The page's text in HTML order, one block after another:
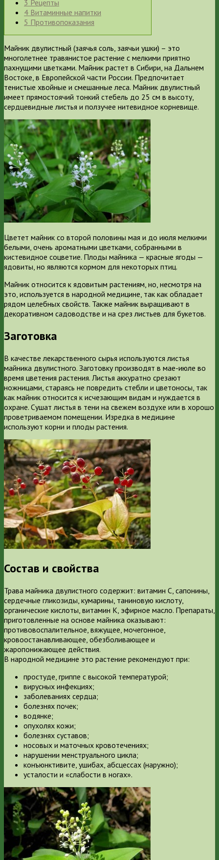
3 Рецепты
4 Витаминные напитки
5 Противопоказания
Майник двулистный (заячья соль, заячьи ушки) – это
многолетнее травянистое растение с мелкими приятно
пахнущими цветками. Майник растет в Сибири, на Дальнем
Востоке, в Европейской части России. Предпочитает
тенистые хвойные и смешанные леса. Майник двулистный
имеет прямостоячий тонкий стебель до 25 см в высоту,
сердцевидные листья и ползучее нитевидное корневище.
Цветет майник со второй половины мая и до июля мелкими
белыми, очень ароматными цветками, собранными в
кистевидное соцветие. Плоды майника — красные ягоды —
ядовиты, но являются кормом для некоторых птиц.
Майник относится к ядовитым растениям, но, несмотря на
это, используется в народной медицине, так как обладает
рядом целебных свойств. Также майник выращивают в
декоративном садоводстве и на срез листьев для букетов.
Заготовка
В качестве лекарственного сырья используются листья
майника двулистного. Заготовку производят в мае-июле во
время цветения растения. Листья аккуратно срезают
ножницами, стараясь не повредить стебли и цветоносы, так
как майник относится к исчезающим видам и нуждается в
охране. Сушат листья в тени на свежем воздухе или в хорошо
проветриваемом помещении. Изредка в медицине
используют корни и плоды растения.
Состав и свойства
Трава майника двулистного содержит: витамин C, сапонины,
сердечные гликозиды, кумарины, таниновую кислоту,
органические кислоты, витамин K, эфирное масло. Препараты,
приготовленные на основе майника оказывают:
противовоспалительное, вяжущее, мочегонное,
кровоостанавливающее, обезболивающее и
жаропонижающее действия.
В народной медицине это растение рекомендуют при:
простуде, гриппе с высокой температурой;
вирусных инфекциях;
заболеваниях сердца;
болезнях почек;
водянке;
опухолях кожи;
болезнях суставов;
носовых и маточных кровотечениях;
нарушении менструального цикла;
конъюнктивите, ушибах, абсцессах (наружно);
усталости и «слабости в ногах».